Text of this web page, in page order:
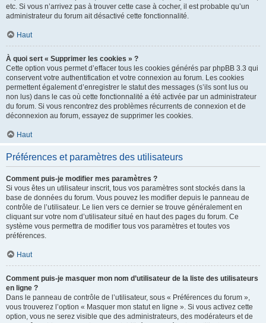
etc. Si vous n’arrivez pas à trouver cette case à cocher, il est probable qu’un
administrateur du forum ait désactivé cette fonctionnalité.
Haut
À quoi sert « Supprimer les cookies » ?
Cette option vous permet d’effacer tous les cookies générés par phpBB 3.3 qui
conservent votre authentification et votre connexion au forum. Les cookies
permettent également d’enregistrer le statut des messages (s’ils sont lus ou
non lus) dans le cas où cette fonctionnalité a été activée par un administrateur
du forum. Si vous rencontrez des problèmes récurrents de connexion et de
déconnexion au forum, essayez de supprimer les cookies.
Haut
Préférences et paramètres des utilisateurs
Comment puis-je modifier mes paramètres ?
Si vous êtes un utilisateur inscrit, tous vos paramètres sont stockés dans la
base de données du forum. Vous pouvez les modifier depuis le panneau de
contrôle de l’utilisateur. Le lien vers ce dernier se trouve généralement en
cliquant sur votre nom d’utilisateur situé en haut des pages du forum. Ce
système vous permettra de modifier tous vos paramètres et toutes vos
préférences.
Haut
Comment puis-je masquer mon nom d’utilisateur de la liste des utilisateurs
en ligne ?
Dans le panneau de contrôle de l’utilisateur, sous « Préférences du forum »,
vous trouverez l’option « Masquer mon statut en ligne ». Si vous activez cette
option, vous ne serez visible que des administrateurs, des modérateurs et de